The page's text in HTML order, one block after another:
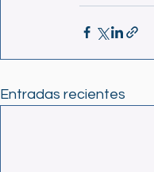
Entradas recientes